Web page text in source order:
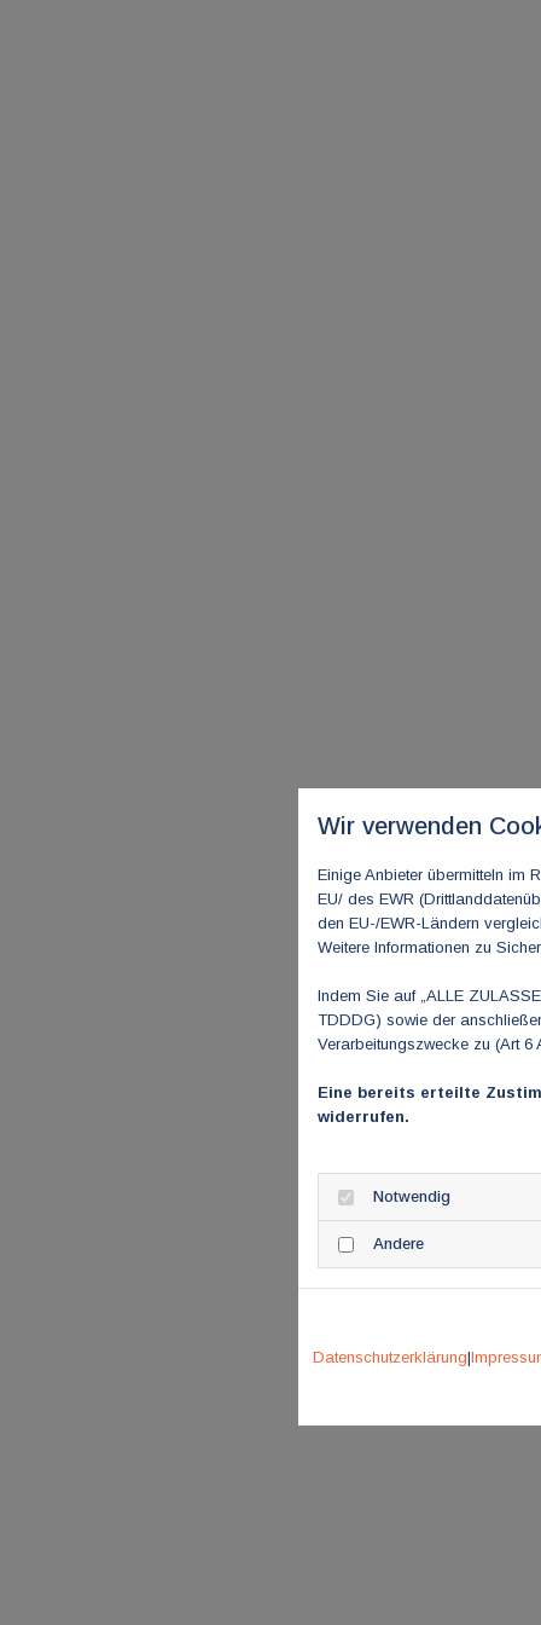
Wir verwenden
Einige Anbieter übermitteln im
EU/ des EWR
den EU-/EWR-Ländern
Weitere Informationen zu
Indem Sie auf „ALLE
TDDDG) sowie der
Verarbeitungszwecke zu (Art 6
Eine bereits erteilte
widerrufen.
Notwendig
Andere
Datenschutzerklärung|